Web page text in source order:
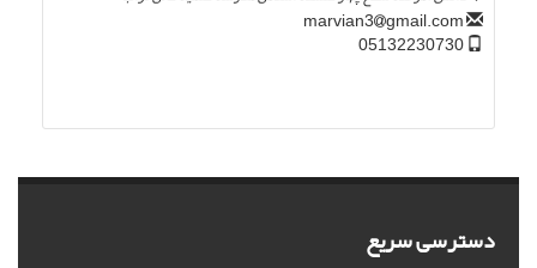
gmail.com
دسترسی سریع